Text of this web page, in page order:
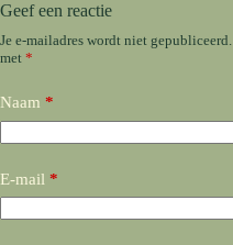
Geef een reactie
Je e-mailadres wordt niet gepubliceerd.
met *
Naam *
E-mail *